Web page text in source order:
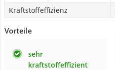
Kraftstoffeffizienz
Vorteile
sehr
kraftstoffeffizient